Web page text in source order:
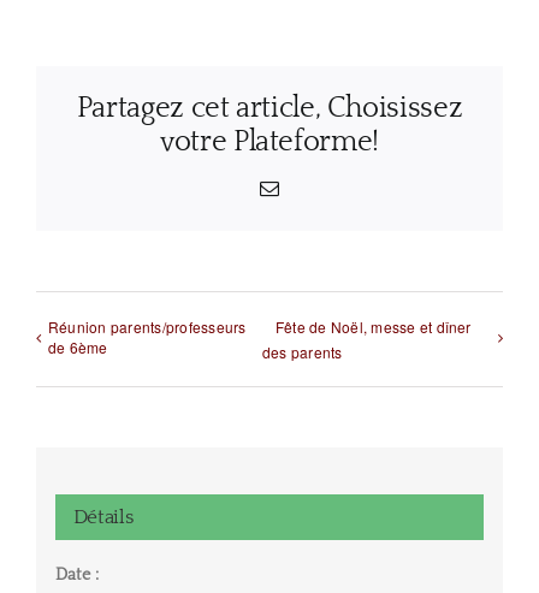
Partagez cet article, Choisissez
votre Plateforme!
Email
Réunion parents/professeurs
de 6ème
Fête de Noël, messe et dîner
des parents
Détails
Date :